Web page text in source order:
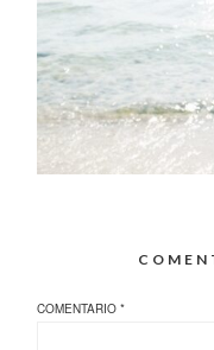
COMENTARIO*